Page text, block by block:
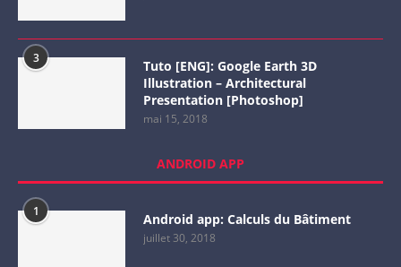
3
Tuto [ENG]: Google Earth 3D
Illustration – Architectural
Presentation [Photoshop]
mai 15, 2018
ANDROID APP
1 Android app: Calculs du Bâtiment
juillet 30, 2018